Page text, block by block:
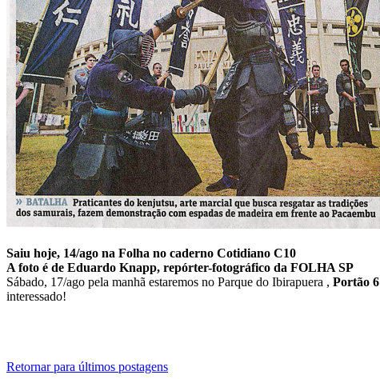
Saiu hoje, 14/ago na Folha no caderno Cotidiano C10
A foto é de Eduardo Knapp, repórter-fotográfico da FOLHA SP
Sábado, 17/ago pela manhã estaremos no Parque do Ibirapuera , Portão 6
interessado!
Retornar para últimos postagens